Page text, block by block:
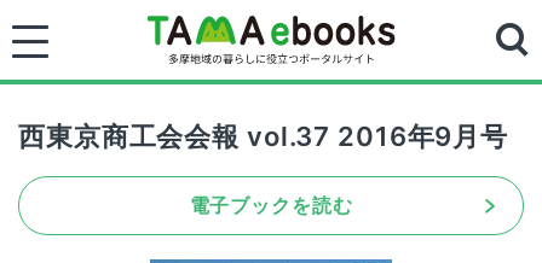
西東京商工会会報 vol.37 2016年9月号
電子ブックを読む